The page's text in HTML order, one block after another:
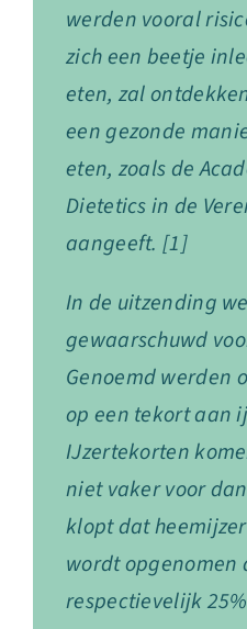
werden vooral
zich een beetje
eten, zal
een gezonde
eten, zoals de
Dietetics in de
aangeeft. [1]
In de uitzending
gewaarschuwd
Genoemd werden
op een tekort aan
IJzertekorten
niet vaker voor
klopt dat
wordt opgenomen
respectievelijk